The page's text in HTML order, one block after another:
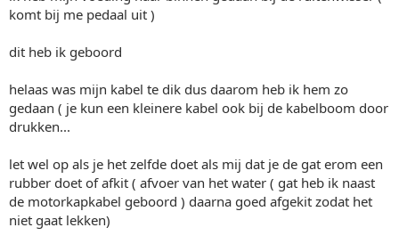
komt bij me pedaal uit )
dit heb ik geboord
helaas was mijn kabel te dik dus daarom heb ik hem zo
gedaan ( je kun een kleinere kabel ook bij de kabelboom door
drukken...
let wel op als je het zelfde doet als mij dat je de gat erom een
rubber doet of afkit ( afvoer van het water ( gat heb ik naast
de motorkapkabel geboord ) daarna goed afgekit zodat het
niet gaat lekken)